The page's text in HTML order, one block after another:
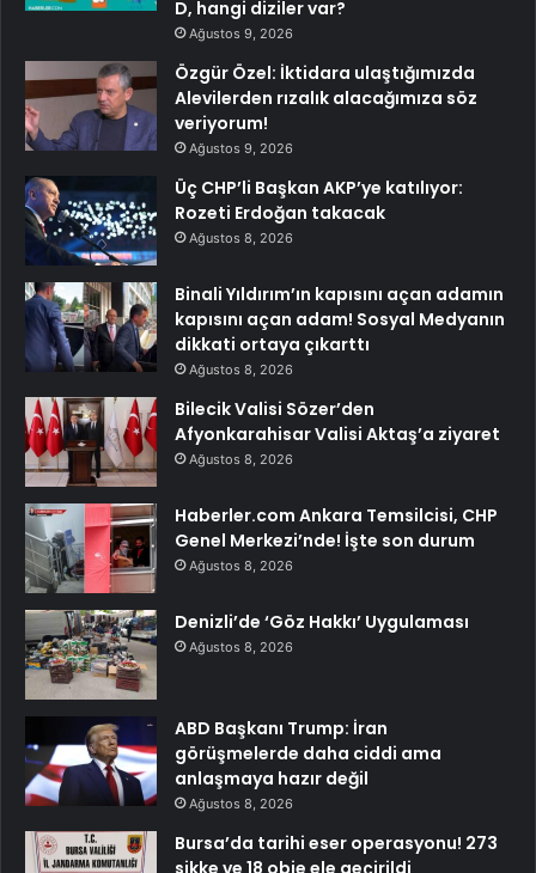
D, hangi diziler var?
Ağustos 9, 2026
Özgür Özel: İktidara ulaştığımızda
Alevilerden rızalık alacağımıza söz
veriyorum!
Ağustos 9, 2026
Üç CHP’li Başkan AKP’ye katılıyor:
Rozeti Erdoğan takacak
Ağustos 8, 2026
Binali Yıldırım’ın kapısını açan adamın
kapısını açan adam! Sosyal Medyanın
dikkati ortaya çıkarttı
Ağustos 8, 2026
Bilecik Valisi Sözer’den
Afyonkarahisar Valisi Aktaş’a ziyaret
Ağustos 8, 2026
Haberler.com Ankara Temsilcisi, CHP
Genel Merkezi’nde! İşte son durum
Ağustos 8, 2026
Denizli’de ‘Göz Hakkı’ Uygulaması
Ağustos 8, 2026
ABD Başkanı Trump: İran
görüşmelerde daha ciddi ama
anlaşmaya hazır değil
Ağustos 8, 2026
Bursa’da tarihi eser operasyonu! 273
sikke ve 18 obje ele geçirildi